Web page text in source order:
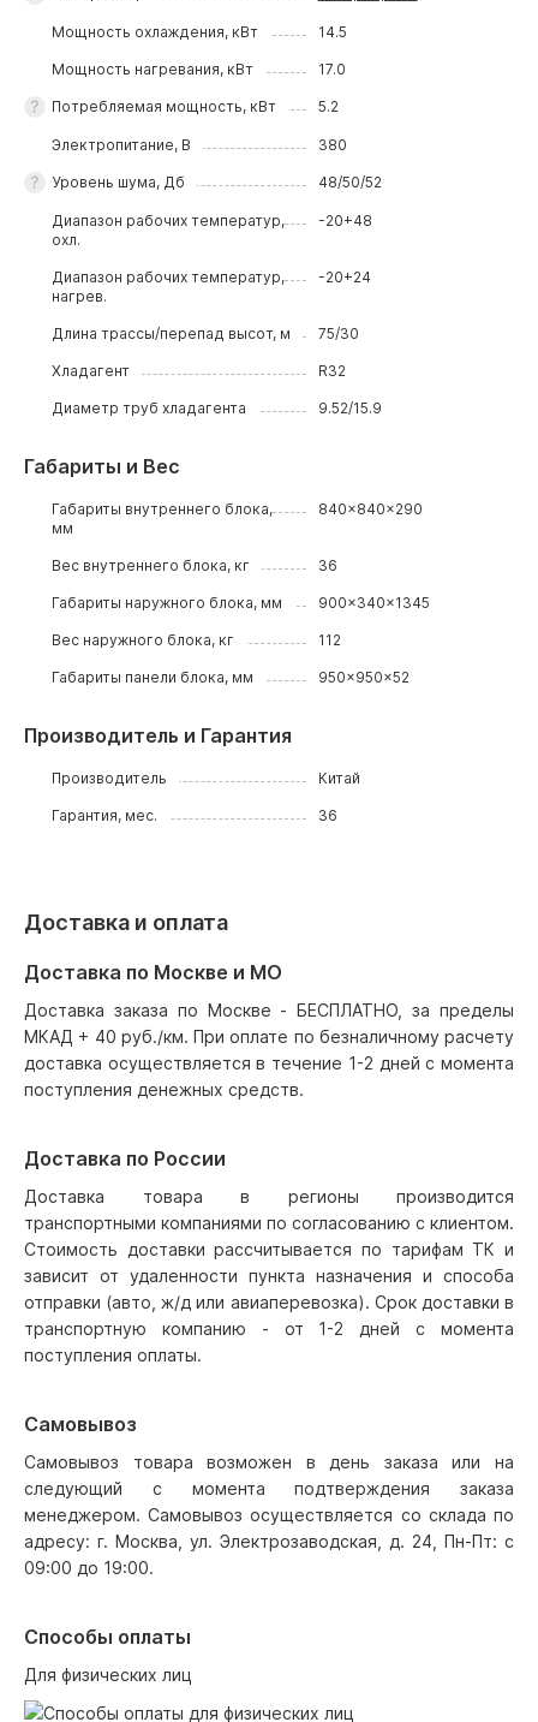
Мощность охлаждения, кВт 14.5
Мощность нагревания, кВт 17.0
Потребляемая мощность, кВт 5.2
Электропитание, В 380
Уровень шума, Дб 48/50/52
Диапазон рабочих температур,
охл.
-20+48
Диапазон рабочих температур,
нагрев.
-20+24
Длина трассы/перепад высот, м 75/30
Хладагент R32
Диаметр труб хладагента 9.52/15.9
Габариты и Вес
Габариты внутреннего блока,
мм
840x840x290
Вес внутреннего блока, кг 36
Габариты наружного блока, мм 900x340x1345
Вес наружного блока, кг 112
Габариты панели блока, мм 950x950x52
Производитель и Гарантия
Производитель Китай
Гарантия, мес. 36
Доставка и оплата
Доставка по Москве и МО
Доставка заказа по Москве - БЕСПЛАТНО, за пределы
МКАД + 40 руб./км. При оплате по безналичному расчету
доставка осуществляется в течение 1-2 дней с момента
поступления денежных средств.
Доставка по России
Доставка товара в регионы производится
транспортными компаниями по согласованию с клиентом.
Стоимость доставки рассчитывается по тарифам ТК и
зависит от удаленности пункта назначения и способа
отправки (авто, ж/д или авиаперевозка). Срок доставки в
транспортную компанию - от 1-2 дней с момента
поступления оплаты.
Самовывоз
Самовывоз товара возможен в день заказа или на
следующий с момента подтверждения заказа
менеджером. Самовывоз осуществляется со склада по
адресу: г. Москва, ул. Электрозаводская, д. 24, Пн-Пт: с
09:00 до 19:00.
Способы оплаты
Для физических лиц